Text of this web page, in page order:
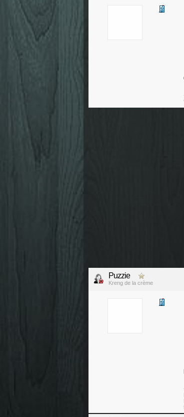
Puzzie
Kreng de la crème